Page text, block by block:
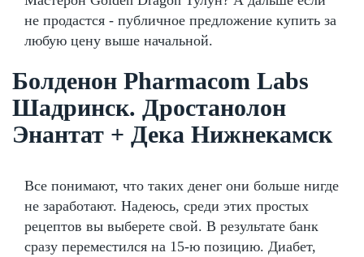
не продастся - публичное предложение купить за
любую цену выше начальной.
Болденон Pharmacom Labs
Шадринск. Дростанолон
Энантат + Дека Нижнекамск
Все понимают, что таких денег они больше нигде
не заработают. Надеюсь, среди этих простых
рецептов вы выберете свой. В результате банк
сразу переместился на 15-ю позицию. Диабет,